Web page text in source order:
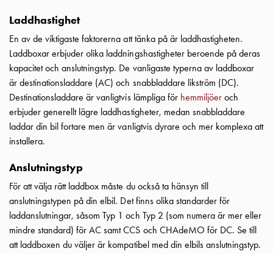
Mätarskåp
Camping
Marina
Energimätare
för
solceller,
och
fastigheter
Laddstation
RAPID
Betalstationer
Support
Hitta
återförsäljare
Laddhastighet
En av de viktigaste faktorerna att tänka på är laddhastigheten.
Laddboxar erbjuder olika laddningshastigheter beroende på deras
kapacitet och anslutningstyp. De vanligaste typerna av laddboxar
är destinationsladdare (AC) och snabbladdare likström (DC).
Destinationsladdare är vanligtvis lämpliga för hemmiljöer och
erbjuder generellt lägre laddhastigheter, medan snabbladdare
laddar din bil fortare men är vanligtvis dyrare och mer komplexa att
installera.
Anslutningstyp
För att välja rätt laddbox måste du också ta hänsyn till
anslutningstypen på din elbil. Det finns olika standarder för
laddanslutningar, såsom Typ 1 och Typ 2 (som numera är mer eller
mindre standard) för AC samt CCS och CHAdeMO för DC. Se till
att laddboxen du väljer är kompatibel med din elbils anslutningstyp.